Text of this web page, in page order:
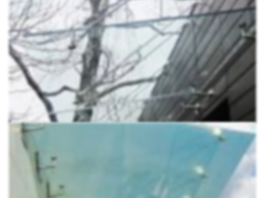
надёжно закрепить его на стене, выполненной из
любого материала. Кроме того, лёгкая конструкция в
58 килограмм, гораздо безопаснее тяжёлого
кованого элемента постоянно висящего у вас над
головой.
Полностью безопасен.В наших козырьках каждая
деталь рассчитана на 150 кг весовой нагрузки и 350
ветровой. Калёное многослойное стекло
выдерживает удары в 382 дж (Это как падение
четырёхкилограммового металлического шара с
высоты 9,5 метров). Но даже в случае раскола,
полимерной ленте проложенной внутри стекла.
Стекло с течением времени, в отличие от
металла или поликарбоната, не мутнеет, не